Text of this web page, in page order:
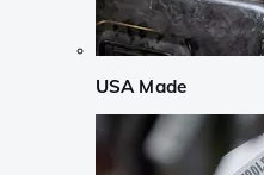
USA Made